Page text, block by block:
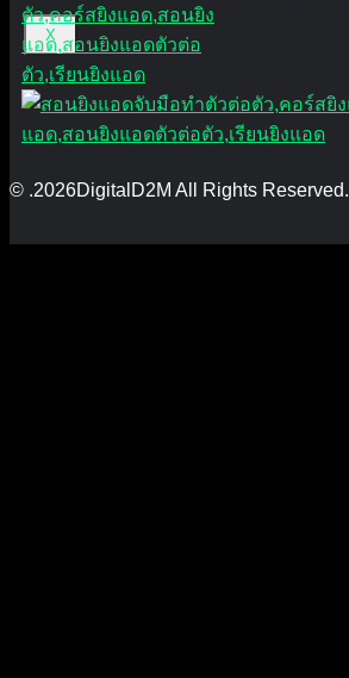
X
© .2026DigitalD2M All Rights Reserved.